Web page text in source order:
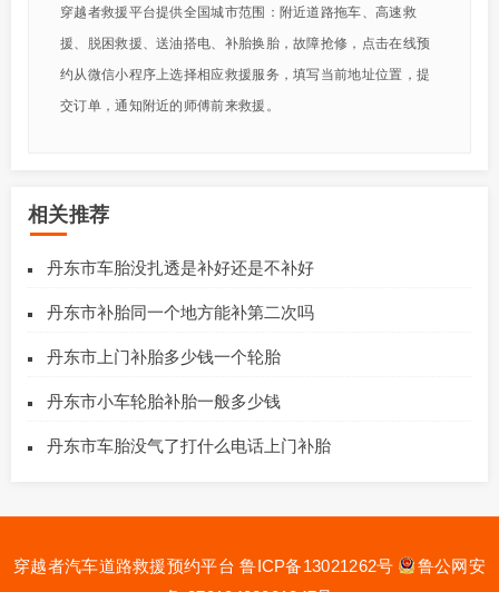
穿越者救援平台提供全国城市范围：附近道路拖车、高速救
援、脱困救援、送油搭电、补胎换胎，故障抢修，点击在线预
约从微信小程序上选择相应救援服务，填写当前地址位置，提
交订单，通知附近的师傅前来救援。
相关推荐
丹东市车胎没扎透是补好还是不补好
丹东市补胎同一个地方能补第二次吗
丹东市上门补胎多少钱一个轮胎
丹东市小车轮胎补胎一般多少钱
丹东市车胎没气了打什么电话上门补胎
穿越者汽车道路救援预约平台鲁ICP备13021262号
鲁公网安